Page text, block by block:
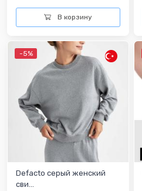
В корзину
-5%
Defacto серый женский
сви...